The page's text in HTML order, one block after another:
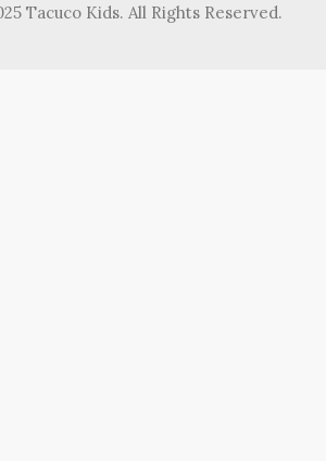
Tacuco Kids. All Rights Reserved.